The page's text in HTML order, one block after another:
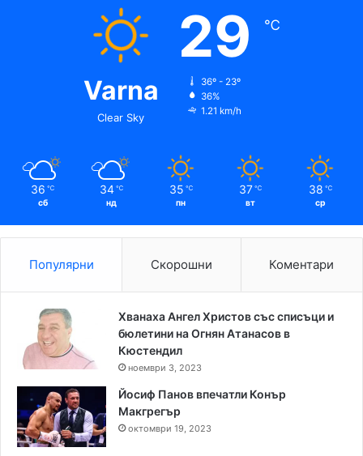
Varna
Clear Sky
29 ℃
36º - 23º
36%
1.21 km/h
36 ℃
сб
34 ℃
нд
35 ℃
пн
37 ℃
вт
38 ℃
ср
Популярни Скорошни Коментари
Хванаха Ангел Христов със списъци и
бюлетини на Огнян Атанасов в
Кюстендил
ноември 3, 2023
Йосиф Панов впечатли Конър
Макгрегър
октомври 19, 2023